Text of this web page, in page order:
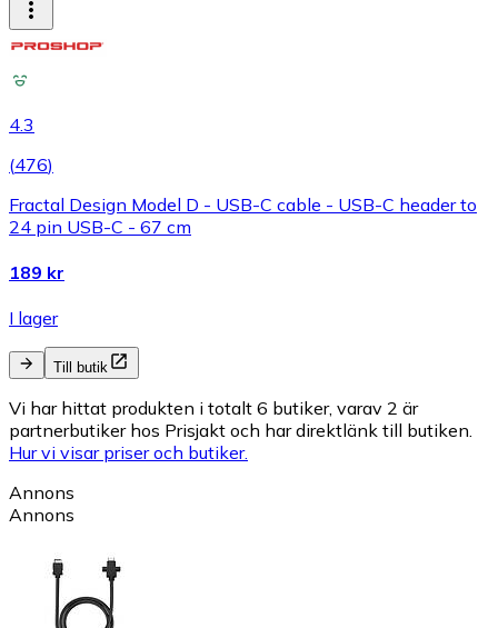
4.3
(476)
Fractal Design Model D - USB-C cable - USB-C header to
24 pin USB-C - 67 cm
189 kr
I lager
Till butik
Vi har hittat produkten i totalt 6 butiker, varav 2 är
partnerbutiker hos Prisjakt och har direktlänk till butiken.
Hur vi visar priser och butiker.
Annons
Annons